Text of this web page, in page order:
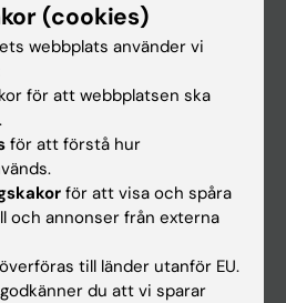
(cookies)
webbplats använder vi
för att webbplatsen ska
för att förstå hur
för att visa och spåra
och annonser från externa
till länder utanför EU.
du att vi sparar